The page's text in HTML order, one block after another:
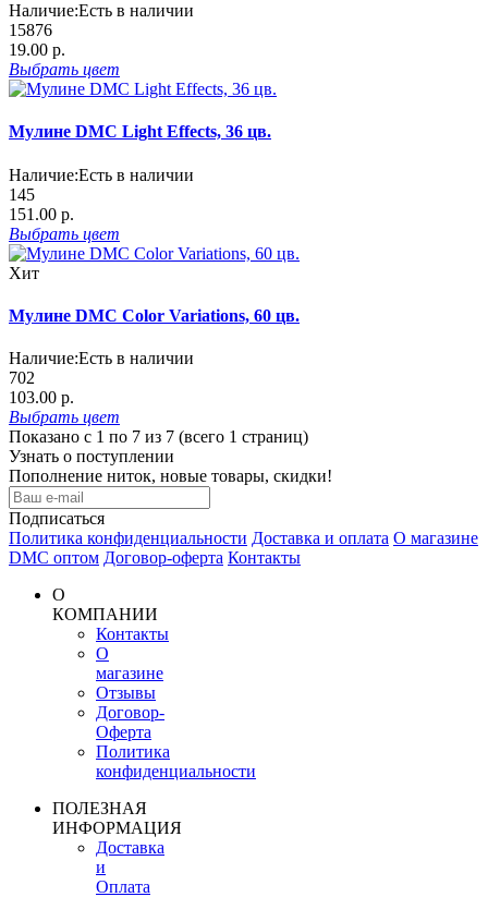
Наличие:Есть в наличии
15876
19.00 р.
Выбрать цвет
Мулине DMC Light Effects, 36 цв.
Наличие:Есть в наличии
145
151.00 р.
Выбрать цвет
Хит
Мулине DMC Color Variations, 60 цв.
Наличие:Есть в наличии
702
103.00 р.
Выбрать цвет
Показано с 1 по 7 из 7 (всего 1 страниц)
Узнать о поступлении
Пополнение ниток, новые товары, скидки!
Подписаться
Политика конфиденциальности Доставка и оплата О магазине
DMC оптом Договор-оферта Контакты
О
КОМПАНИИ
Контакты
О
магазине
Отзывы
Договор-
Оферта
Политика
конфиденциальности
ПОЛЕЗНАЯ
ИНФОРМАЦИЯ
Доставка
и
Оплата